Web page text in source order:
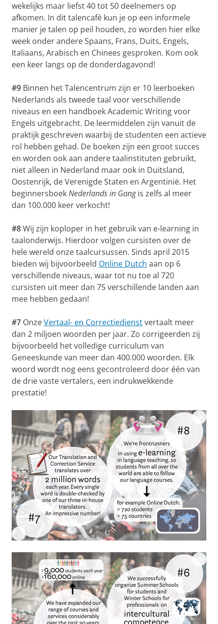
wekelijks maar liefst 40 tot 50 deelnemers op
afkomen. In dit talencafé kun je op een informele
manier je talen op peil houden, zo worden hier elke
week onder andere Spaans, Frans, Duits, Engels,
Italiaans, Arabisch en Chinees gesproken. Kom ook
een keer langs op de donderdagavond!
#9 Binnen het Talencentrum zijn er 10 leerboeken
Nederlands als tweede taal voor verschillende
niveaus en een handboek Academic Writing voor
Engels uitgebracht. De leermiddelen zijn vanuit de
praktijk geschreven waarbij de studenten een actieve
rol hebben gehad. De boeken zijn een groot succes
en worden ook aan andere taalinstituten gebruikt,
niet alleen in Nederland maar ook in Duitsland,
Oostenrijk, de Verenigde Staten en Argentinië. Het
beginnersboekNederlands in Gangis zelfs al meer
dan 100.000 keer verkocht!
#8Wij zijn koploper in het gebruik van e-learning in
taalonderwijs. Hierdoor volgen cursisten over de
hele wereld onze taalcursussen. Sinds april 2015
bieden wij bijvoorbeeld Online Dutch aan op 6
verschillende niveaus, waar tot nu toe al 720
cursisten uit meer dan 75 verschillende landen aan
mee hebben gedaan!
#7 OnzeVertaal- en Correctiedienstvertaalt meer
dan 2 miljoen woorden per jaar. Zo corrigeerden zij
bijvoorbeeld het volledige curriculum van
Geneeskunde van meer dan 400.000 woorden. Elk
woord wordt nog eens gecontroleerd door één van
de drie vaste vertalers, een indrukwekkende
prestatie!